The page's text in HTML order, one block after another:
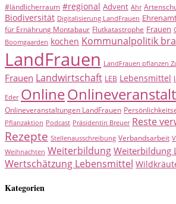
#ländlicherraum #regional Advent Ahr
Biodiversität Digitalisierung LandFrauen
für Ernährung Montabaur Flutkatastrophe Frauen
Boomgaarden kochen Kommunalpolitik
LandFrauen LandFrauen pflanzen
Frauen Landwirtschaft LEB Lebensmittel
Eder Online
Onlineveranstaltungen LandFrauen
Pflanzaktion Podcast Präsidentin Breuer Reste
Rezepte Stellenausschreibung Verbandsarbeit
Weihnachten Weiterbildung Weiterbildung
Wertschätzung Lebensmittel
Kategorien